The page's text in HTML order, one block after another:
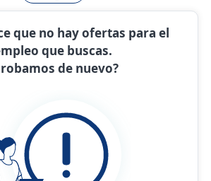
que no hay ofertas para el
que buscas.
de nuevo?